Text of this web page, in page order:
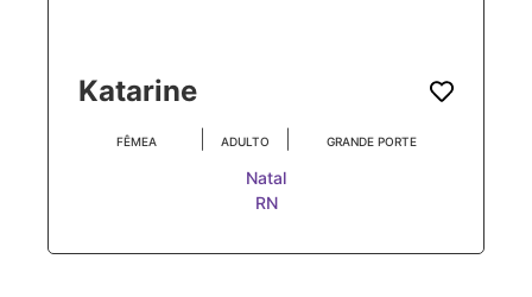
Katarine
FÊMEA ADULTO GRANDE PORTE
Natal
RN